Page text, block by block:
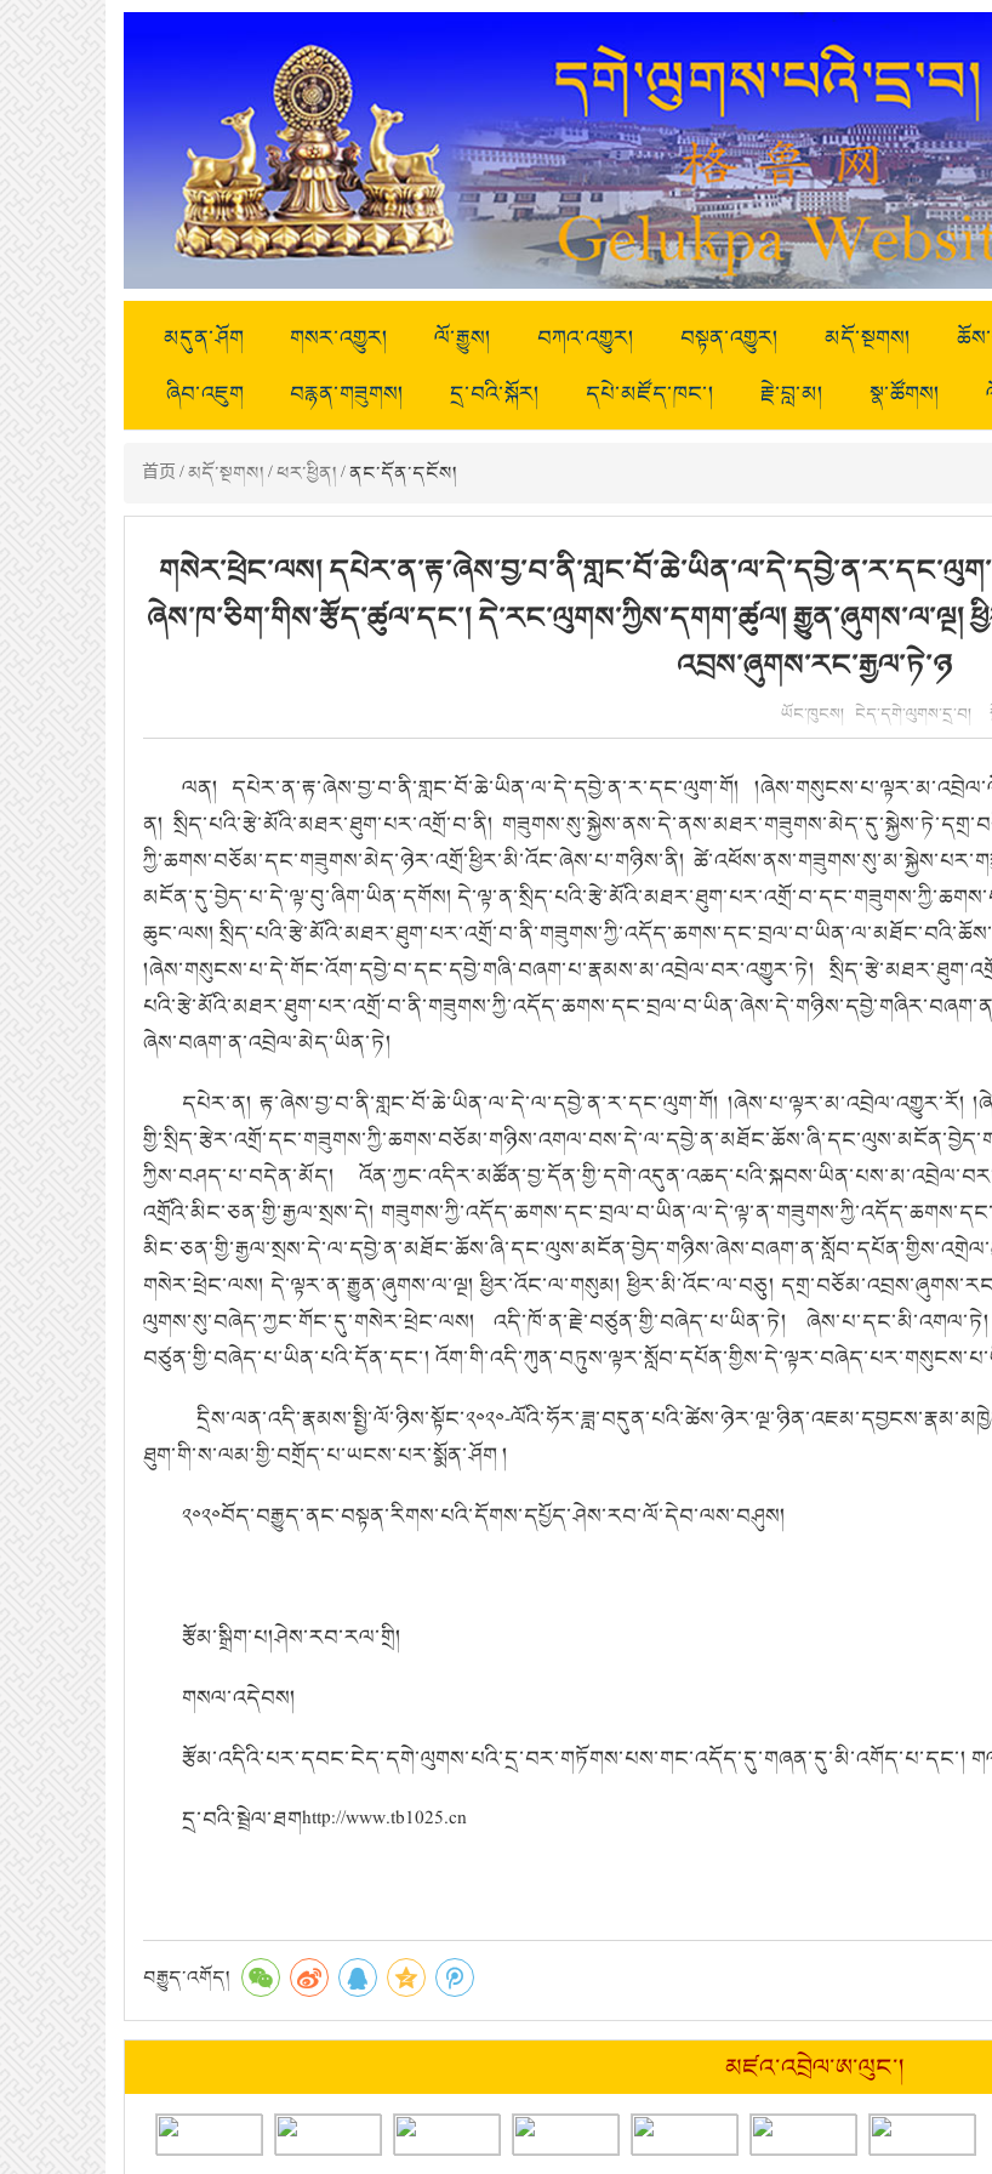
མདུན་ཤོག གསར་འགྱུར། ལོ་རྒྱུས། བཀའ་འགྱུར། བསྟན་འགྱུར། མདོ་སྔགས།
ཞིབ་འཇུག
བརྙན་གཟུགས། དྲ་བའི་སྐོར། དཔེ་མཛོད་ཁང་། རྗེ་བླ་མ། སྣ་ཚོགས།
首页/མདོ་སྔགས།/ཕར་ཕྱིན།/ ནང་དོན་དངོས།
གསེར་ཕྲེང་ལས།
ཞེས་ཁ་ཅིག་གིས་རྩོད་ཚུལ་དང་། དེ་རང་ལུགས་ཀྱིས་དགག་ཚུལ། རྒྱུན་ཞུགས་ལ་ལྔ།
འབྲས་ཞུགས་རང་རྒྱལ་ཏེ་ཉ
ཡོང་ཁུངས། ངེད་དགེ་ལུགས་དྲ་བ།
ལན། དཔེར་ན་རྟ་ཞེས་བྱ་བ་ནི་གླང་བོ་ཆེ་ཡིན་ལ་དེ་དབྱེ་ན་ར་དང་ལུག་གོ།
ན། སྲིད་པའི་རྩེ་མོའི་མཐར་ཐུག་པར་འགྲོ་བ་ནི།
ཀྱི་ཆགས་བཅོམ་དང་གཟུགས་མེད་ཉེར་འགྲོ་ཕྱིར་མི་འོང་ཞེས་པ་གཉིས་ནི།
མངོན་དུ་བྱེད་པ་དེ་ལྟ་བུ་ཞིག་ཡིན་དགོས།
ཆུང་ལས།
།ཞེས་གསུངས་པ་དེ་གོང་འོག་དབྱེ་བ་དང་དབྱེ་གཞི་བཞག་པ་རྣམས་མ་འབྲེལ་བར་འགྱུར་ཏེ།
ཞེས་བཞག་ན་འབྲེལ་མེད་ཡིན་ཏེ།
དཔེར་ན། རྟ་ཞེས་བྱ་བ་ནི་གླང་བོ་ཆེ་ཡིན་ལ་དེ་ལ་དབྱེ་ན་ར་དང་ལུག་གོ།
ཀྱིས་བཤད་པ་བདེན་མོད།
འགྲོའི་མིང་ཅན་གྱི་རྒྱལ་སྲས་དེ།
གསེར་ཕྲེང་ལས། དེ་ལྟར་ན་རྒྱུན་ཞུགས་ལ་ལྔ། ཕྱིར་འོང་ལ་གསུམ། ཕྱིར་མི་འོང་ལ་བཅུ།
ལུགས་སུ་བཞེད་ཀྱང་གོང་དུ་གསེར་ཕྲེང་ལས། འདི་ཁོ་ན་རྗེ་བཙུན་གྱི་བཞེད་པ་ཡིན་ཏེ།
བཙུན་གྱི་བཞེད་པ་ཡིན་པའི་དོན་དང་།
དྲིས་ལན་འདི་རྣམས་སྤྱི་ལོ་ཉིས་སྟོང་༢༠༢༠-
ཐུག་གི་ས་ལམ་གྱི་བགྲོད་པ་ཡངས་པར་སྨོན་ཤོག །
༢༠༢༠བོད་བརྒྱུད་ནང་བསྟན་རིགས་པའི་དོགས་དཔྱོད་ཤེས་རབ་ལོ་དེབ་ལས་བཤུས།
རྩོམ་སྒྲིག་པ།ཤེས་རབ་རལ་གྲི།
གསལ་འདེབས།
རྩོམ་འདིའི་པར་དབང་ངེད་དགེ་ལུགས་པའི་དྲ་བར་གཏོགས་པས་གང་འདོད་དུ་གཞན་དུ་མི་འགོད་པ་དང་།
དྲ་བའི་སྦྲེལ་ཐགhttp://www.tb1025.cn
བརྒྱུད་འགོད།
མཛའ་འབྲེལ་ཨ་ལུང་།